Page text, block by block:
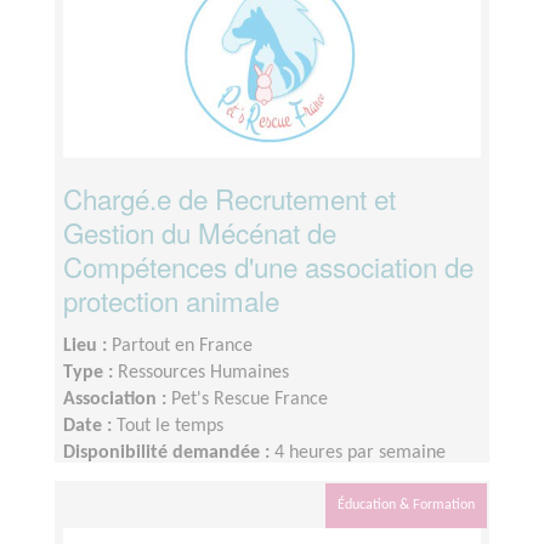
Chargé.e de Recrutement et
Gestion du Mécénat de
Compétences d'une association de
protection animale
Lieu : Partout en France
Type : Ressources Humaines
Association : Pet's Rescue France
Date :
Tout le temps
Disponibilité demandée : 4 heures par semaine
Éducation & Formation